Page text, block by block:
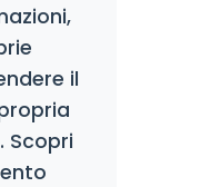
il
Scopri